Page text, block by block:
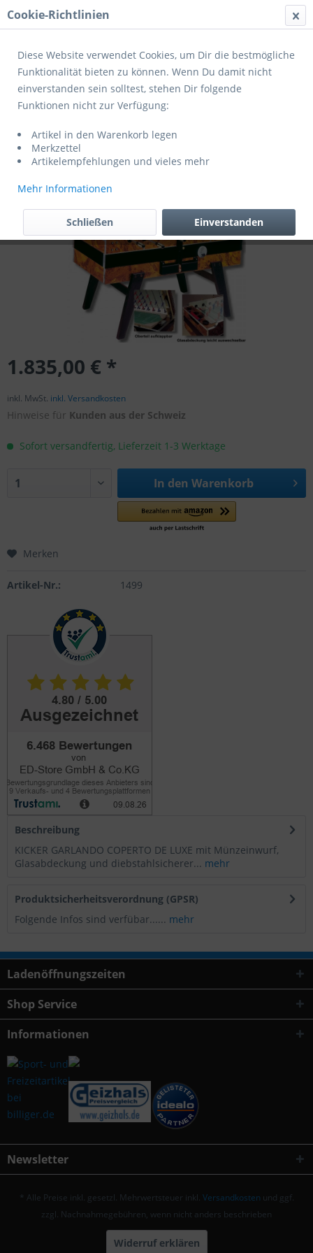
Menü
Übersicht Kickertische, Multitische & Billardtische
LUXE mit Münzeinwurf und
Glasabdeckung 5402.01
1.835,00 € *
inkl. MwSt. inkl. Versandkosten
Hinweise für Kunden aus der Schweiz
Sofort versandfertig, Lieferzeit 1-3 Werktage
In den Warenkorb
Merken
Artikel-Nr.: 1499
Beschreibung
KICKER GARLANDO COPERTO DE LUXE mit Münzeinwurf,
Glasabdeckung und diebstahlsicherer... mehr
Produktsicherheitsverordnung (GPSR)
Folgende Infos sind verfübar...... mehr
Ladenöffnungszeiten
Shop Service
Informationen
Newsletter
* Alle Preise inkl. gesetzl. Mehrwertsteuer inkl. Versandkosten und ggf.
zzgl. Nachnahmegebühren, wenn nicht anders beschrieben
Widerruf erklären
Cookie-Richtlinien
Diese Website verwendet Cookies, um Dir die bestmögliche
Funktionalität bieten zu können. Wenn Du damit nicht
einverstanden sein solltest, stehen Dir folgende
Funktionen nicht zur Verfügung:
Artikel in den Warenkorb legen
Merkzettel
Artikelempfehlungen und vieles mehr
Mehr Informationen
Einverstanden
Schließen